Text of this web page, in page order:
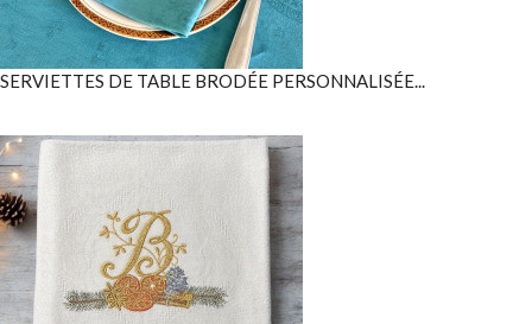
SERVIETTES DE TABLE BRODÉE PERSONNALISÉE...